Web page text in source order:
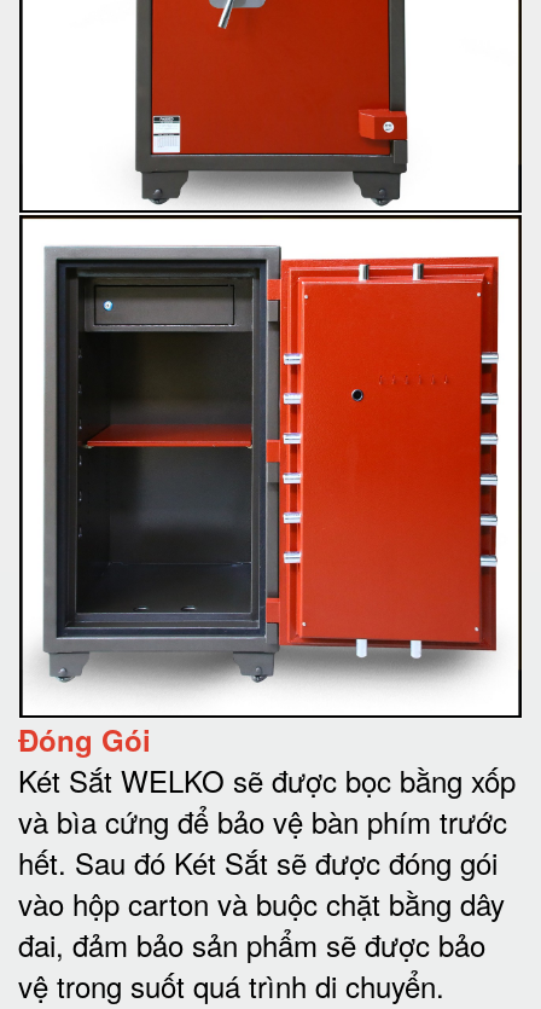
Đóng Gói
Két Sắt WELKO sẽ được bọc bằng xốp
và bìa cứng để bảo vệ bàn phím trước
hết. Sau đó Két Sắt sẽ được đóng gói
vào hộp carton và buộc chặt bằng dây
đai, đảm bảo sản phẩm sẽ được bảo
vệ trong suốt quá trình di chuyển.